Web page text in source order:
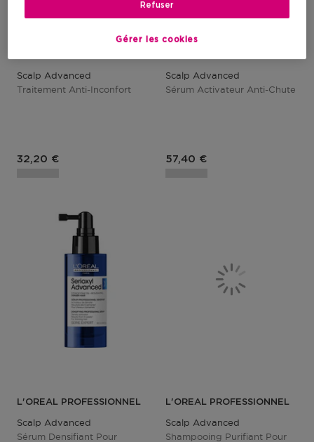
Scalp Advanced
Traitement Anti-Inconfort
32,20 €
Scalp Advanced
Sérum Activateur Anti-Chute
57,40 €
L'OREAL PROFESSIONNEL
Scalp Advanced
Sérum Densifiant Pour
L'OREAL PROFESSIONNEL
Scalp Advanced
Shampooing Purifiant Pour
Gérer les cookies
Refuser